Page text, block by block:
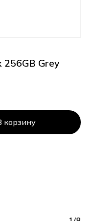
256GB Grey
корзину